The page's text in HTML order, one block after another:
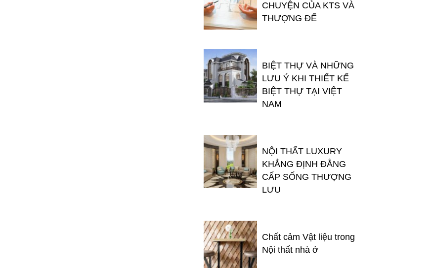
CHUYỆN CỦA KTS VÀ
THƯỢNG ĐẾ
BIỆT THỰ VÀ NHỮNG
LƯU Ý KHI THIẾT KẾ
BIỆT THỰ TẠI VIỆT
NAM
NỘI THẤT LUXURY
KHẲNG ĐỊNH ĐẲNG
CẤP SỐNG THƯỢNG
LƯU
Chất cảm Vật liệu trong
Nội thất nhà ở